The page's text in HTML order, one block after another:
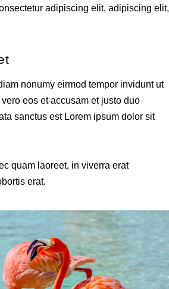
adipiscing elit, adipiscing elit,
nonumy eirmod tempor invidunt ut
eos et accusam et justo duo
sanctus est Lorem ipsum dolor sit
quam laoreet, in viverra erat
erat.